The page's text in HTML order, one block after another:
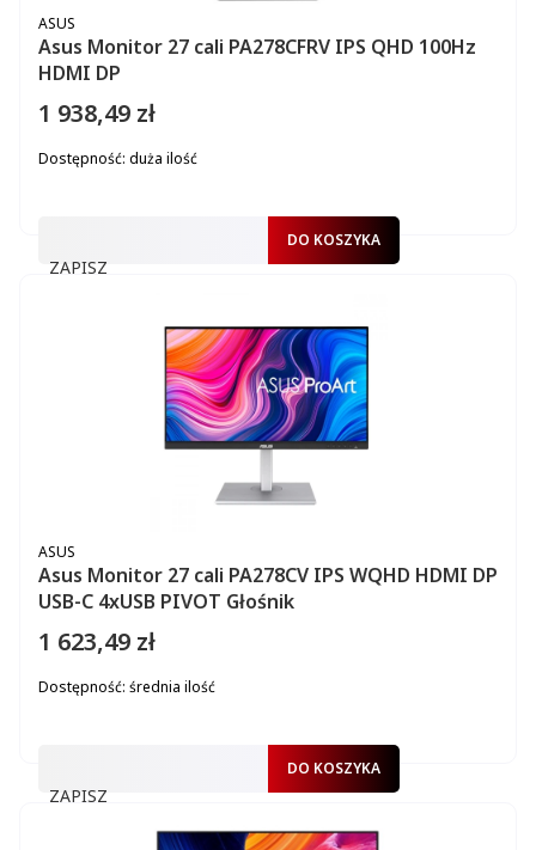
Asus Monitor 27 cali PA278CFRV IPS QHD 100Hz
HDMI DP
PRODUCENT
ASUS
Cena
1 938,49 zł
Dostępność: duża ilość
ZAPISZ
DO KOSZYKA
Asus Monitor 27 cali PA278CV IPS WQHD HDMI DP
USB-C 4xUSB PIVOT Głośnik
PRODUCENT
ASUS
Cena
1 623,49 zł
Dostępność: średnia ilość
ZAPISZ
DO KOSZYKA